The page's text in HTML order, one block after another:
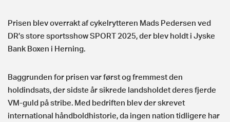
Prisen blev overrakt af cykelrytteren Mads Pedersen ved
DR’s store sportsshow SPORT 2025, der blev holdt i Jyske
Bank Boxen i Herning.
Baggrunden for prisen var først og fremmest den
holdindsats, der sidste år sikrede landsholdet deres fjerde
VM-guld på stribe. Med bedriften blev der skrevet
international håndboldhistorie, da ingen nation tidligere har